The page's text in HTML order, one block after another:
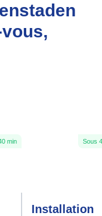
min Sous
Installation